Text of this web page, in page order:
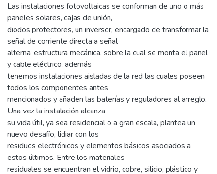
Las instalaciones fotovoltaicas se conforman de uno o más
paneles solares, cajas de unión,
diodos protectores, un inversor, encargado de transformar la
señal de corriente directa a señal
alterna; estructura mecánica, sobre la cual se monta el panel
y cable eléctrico, además
tenemos instalaciones aisladas de la red las cuales poseen
todos los componentes antes
mencionados y añaden las baterías y reguladores al arreglo.
Una vez la instalación alcanza
su vida útil, ya sea residencial o a gran escala, plantea un
nuevo desafío, lidiar con los
residuos electrónicos y elementos básicos asociados a
estos últimos. Entre los materiales
residuales se encuentran el vidrio, cobre, silicio, plástico y